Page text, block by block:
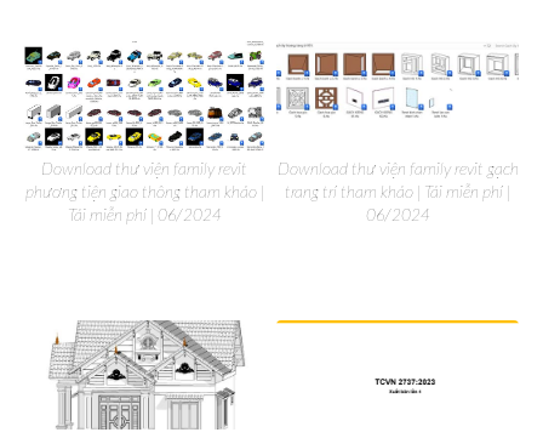
Download thư viện family revit
phương tiện giao thông tham khảo |
Tải miễn phí | 06/2024
Download thư viện family revit gạch
trang trí tham khảo | Tải miễn phí |
06/2024